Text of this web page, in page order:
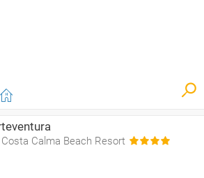
Calma Beach Resort